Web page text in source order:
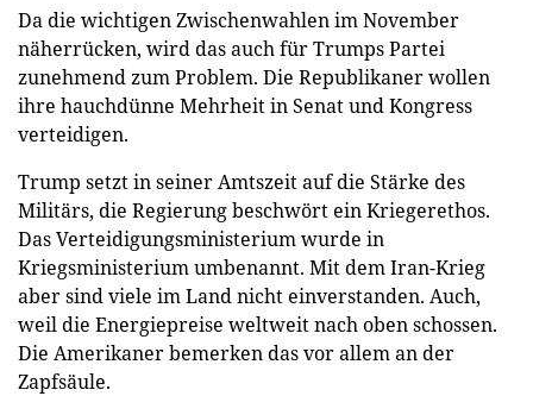
Da die wichtigen Zwischenwahlen im November
näherrücken, wird das auch für Trumps Partei
zunehmend zum Problem. Die Republikaner wollen
ihre hauchdünne Mehrheit in Senat und Kongress
verteidigen.
Trump setzt in seiner Amtszeit auf die Stärke des
Militärs, die Regierung beschwört ein Kriegerethos.
Das Verteidigungsministerium wurde in
Kriegsministerium umbenannt. Mit dem Iran-Krieg
aber sind viele im Land nicht einverstanden. Auch,
weil die Energiepreise weltweit nach oben schossen.
Die Amerikaner bemerken das vor allem an der
Zapfsäule.